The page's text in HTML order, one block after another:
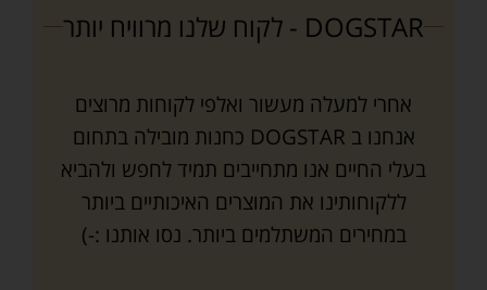
DOGSTAR - לקוח שלנו מרוויח יותר
אחרי למעלה מעשור ואלפי לקוחות מרוצים
אנחנו ב DOGSTAR כחנות מובילה בתחום
בעלי החיים אנו מתחייבים תמיד לחפש ולהביא
ללקוחותינו את המוצרים האיכותיים ביותר
במחירים המשתלמים ביותר. נסו אותנו :-)